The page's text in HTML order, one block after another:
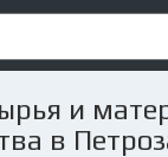
Меню
и
в